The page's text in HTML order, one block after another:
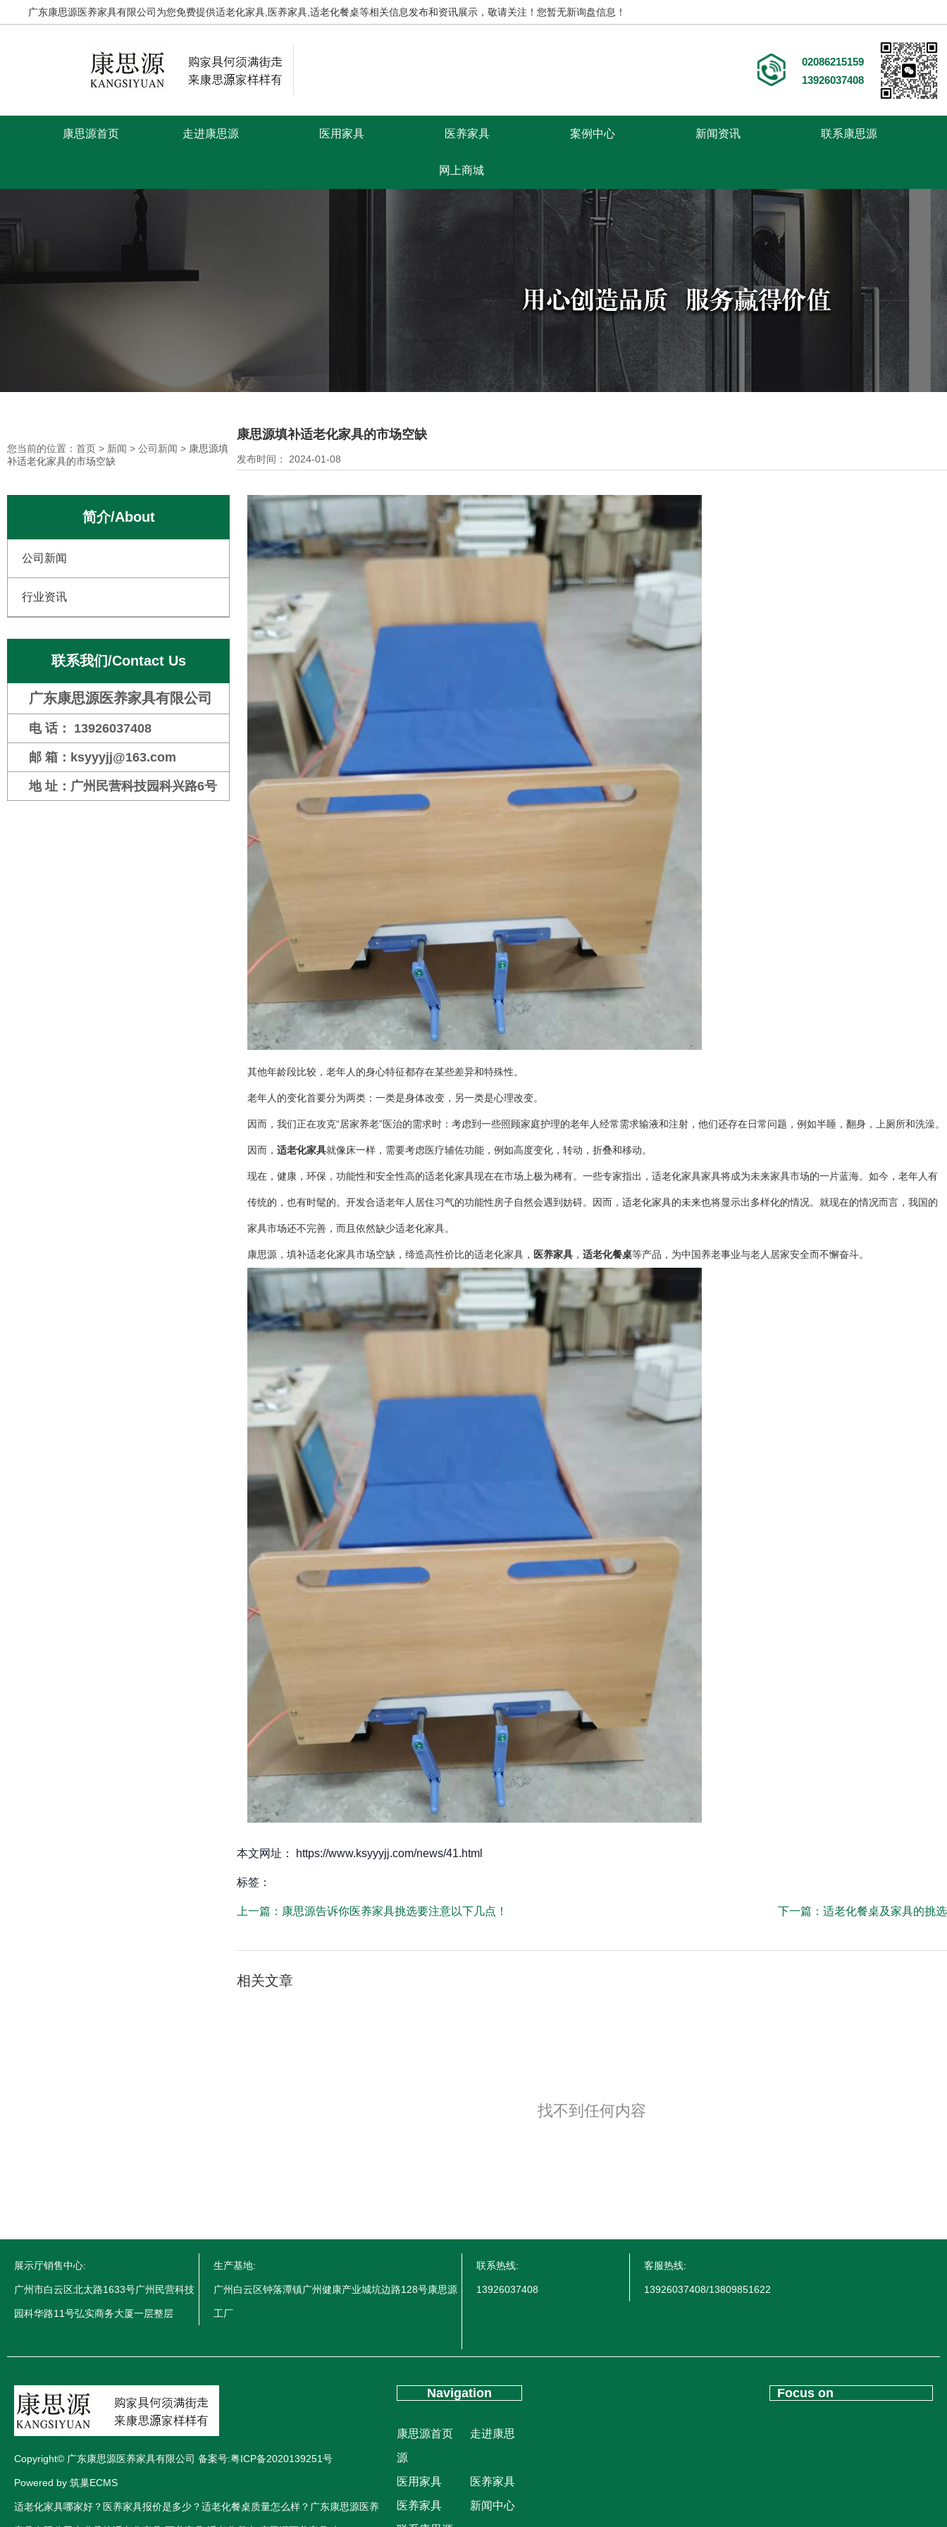
广东康思源医养家具有限公司为您免费提供适老化家具 ,医养家具,适老化餐桌等相关信息发布和资讯展示，敬请关注！ 您暂无新询盘信息！
02086215159
13926037408
康思源首页 走进康思源 医用家具 医养家具 案例中心 新闻资讯 联系康思源
网上商城
康思源首页 走进康思源
医养家具 案例中心 新闻中心 联系康思源
您当前的位置：首页 > 新闻 > 公司新闻 > 康思源填
补适老化家具的市场空缺
简介/About
公司新闻
行业资讯
联系我们/Contact Us
广东康思源医养家具有限公司
电 话： 13926037408
邮 箱：ksyyyjj@163.com
地 址：广州民营科技园科兴路6号
康思源填补适老化家具的市场空缺
发布时间： 2024-01-08
其他年龄段比较，老年人的身心特征都存在某些差异和特殊性。
老年人的变化首要分为两类：一类是身体改变，另一类是心理改变。
因而，我们正在攻克“ 居家养老”医治的需求时 ：考虑到一些照顾家庭护理的老年人经常需求输液和注射，他们还存在日常问题，例如半睡，翻身，上厕所和洗澡。
因而， 适老化家具就像床一样，需要考虑医疗辅佐功能，例如高度变化 ，转动，折叠和移动。
现在， 健康，环保，功能性和安全性高的适老化家具现在在市场上极为稀有。一些专家指出， 适老化家具家具将成为未来家具市场的一片蓝海。如今，老年人 有
传统的，也有时髦的 。开发合适老年人居住习气的功能性房子自然会遇到妨碍。因而， 适老化家具的未来也将显示出多样化的情况。就现在的情况而言，我国的
家具市场还不完善，而且依然缺少适老化家具。
康思源， 填补适老化家具市场空缺 ， 缔造高性价比的适老化家具， 医养家具 ， 适老化餐桌等产品，为中国养老事业与老人居家安全而不懈奋斗。
本文网址： https://www.ksyyyjj.com/news/41.html
标签：
上一篇： 康思源告诉你医养家具挑选要注意以下几点！ 下一篇： 适老化餐桌及家具的挑选
相关文章
找不到任何内容
展示厅销售中心:
广州市白云区北太路1633号广州民营科技
园科华路11号弘实商务大厦一层整层
生产基地:
广州白云区钟落潭镇广州健康产业城坑边路128号康思源
工厂
联系热线:
13926037408
客服热线:
13926037408/13809851622
Copyright© 广东康思源医养家具有限公司 备案号:粤ICP备2020139251号
Powered by 筑巢ECMS
适老化家具哪家好？医养家具报价是多少？适老化餐桌质量怎么样？广东康思源医养
Navigation
康思源首页
走进康思
源
医用家具
医养家具
医养家具 新闻中心
Focus on